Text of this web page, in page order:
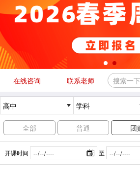
在线咨询 联系老师
全部 普通 团
开课时间 至